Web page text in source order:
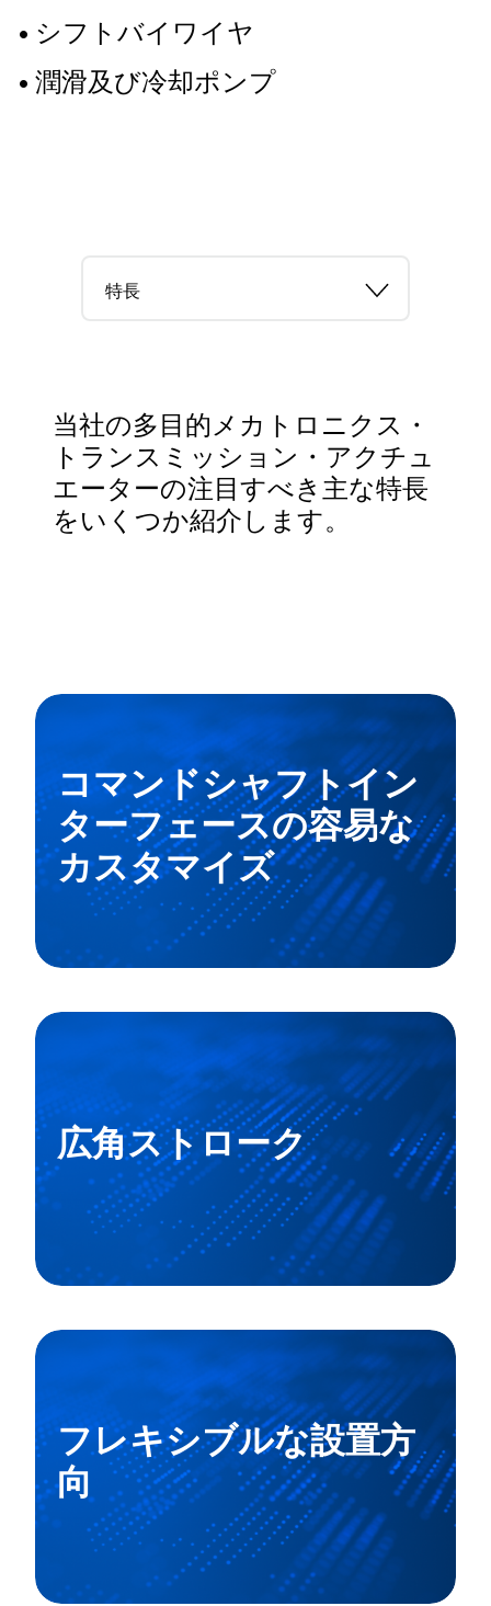
• シフトバイワイヤ
• 潤滑及び冷却ポンプ
特長
当社の多目的メカトロニクス・
トランスミッション・アクチュ
エーターの注目すべき主な特長
をいくつか紹介します。
コマンドシャフトイン
ターフェースの容易な
カスタマイズ
広角ストローク
フレキシブルな設置方
向